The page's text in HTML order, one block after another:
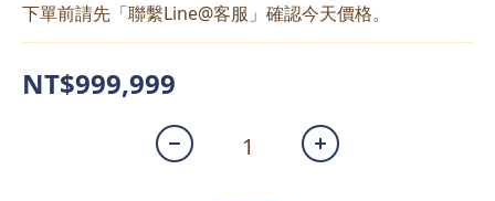
下單前請先「聯繫Line@客服」確認今天價格。
NT$999,999